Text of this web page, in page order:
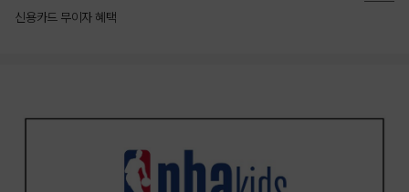
신용카드 무이자 혜택